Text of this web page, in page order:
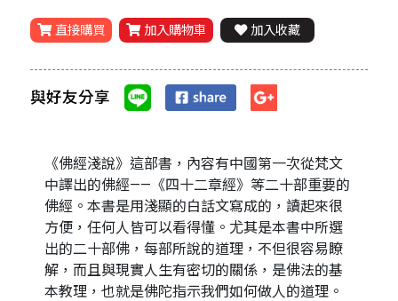
直接購買 加入購物車 加入收藏
與好友分享
《佛經淺說》這部書，內容有中國第一次從梵文
中譯出的佛經——《四十二章經》等二十部重要的
佛經。本書是用淺顯的白話文寫成的，讀起來很
方便，任何人皆可以看得懂。尤其是本書中所選
出的二十部佛，每部所說的道理，不但很容易瞭
解，而且與現實人生有密切的關係，是佛法的基
本教理，也就是佛陀指示我們如何做人的道理。